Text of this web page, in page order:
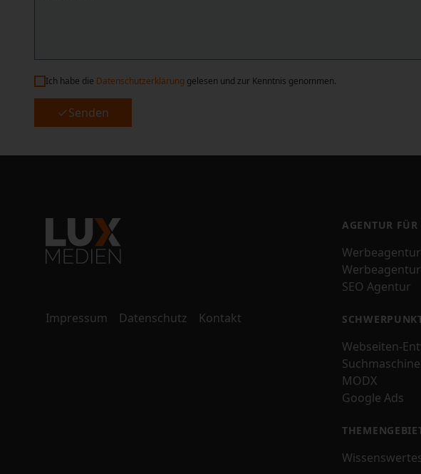
Datenschutzerklärung*
Ich habe die Datenschutzerklärung gelesen und zur Kenntnis genommen.
Senden
Impressum Datenschutz Kontakt
AGENTUR
SEO Agentur
Webseiten-
MODX
Google Ads